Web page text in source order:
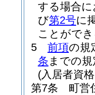
する場合
び第2号に
ことがで
5
前項の規
条 までの
(入居者資
第7条
町営